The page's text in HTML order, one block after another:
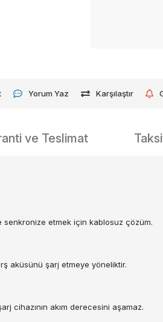
Yorum Yaz Karşılaştır
ve Teslimat
senkronize etmek için kablosuz çözüm.
aküsünü şarj etmeye yöneliktir.
cihazının akım derecesini aşamaz.